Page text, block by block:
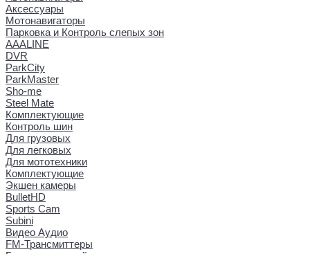
Аксессуары
Мотонавигаторы
Парковка и Контроль слепых зон
AAALINE
DVR
ParkCity
ParkMaster
Sho-me
Steel Mate
Комплектующие
Контроль шин
Для грузовых
Для легковых
Для мототехники
Комплектующие
Экшен камеры
BulletHD
Sports Cam
Subini
Видео Аудио
FM-Трансмиттеры